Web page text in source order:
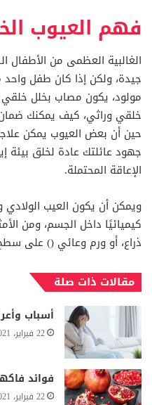
فهم العيوب
الغالبية العظمى من الأطفال
مولود، يكون مصاب بخلل
خلقي وراثي، كيف يمكنك
حين أن بعض العيوب يمكن
جهود عائلتك عادة لخلق بيئة
الإعاقة المحتملة.
ويمكن أن يكون العيب الولادي
كيميائيًا داخل الجسم، ومن
ذراع، أو ورم وعائي () على
مقالات ذات صلة
أسباب
22 فبراير، 2021
فوائد
22 فبراير، 2021